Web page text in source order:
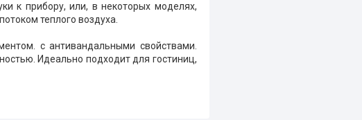
к прибору, или, в некоторых моделях,
теплого воздуха.
с антивандальными свойствами.
Идеально подходит для гостиниц,